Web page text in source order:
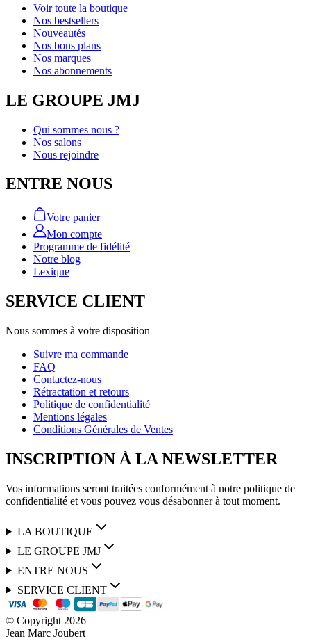
Voir toute la boutique
Nos bestsellers
Nouveautés
Nos bons plans
Nos marques
Nos abonnements
LE GROUPE JMJ
Qui sommes nous ?
Nos salons
Nous rejoindre
ENTRE NOUS
Votre panier
Mon compte
Programme de fidélité
Notre blog
Lexique
SERVICE CLIENT
Nous sommes à votre disposition
Suivre ma commande
FAQ
Contactez-nous
Rétractation et retours
Politique de confidentialité
Mentions légales
Conditions Générales de Ventes
INSCRIPTION À LA NEWSLETTER
Vos informations seront traitées conformément à notre politique de
confidentialité et vous pouvez vous désabonner à tout moment.
LA BOUTIQUE
LE GROUPE JMJ
ENTRE NOUS
SERVICE CLIENT
© Copyright 2026
Jean Marc Joubert